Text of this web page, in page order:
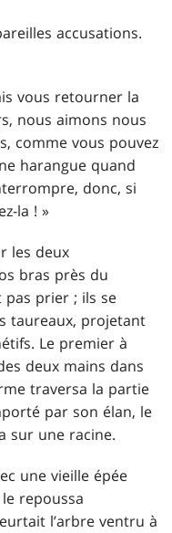
accusations.
vous retourner la
nous aimons nous
comme vous pouvez
harangue quand
donc, si
la ! »
les deux
bras près du
pas prier ; ils se
taureaux, projetant
Le premier à
deux mains dans
traversa la partie
par son élan, le
sur une racine.
une vieille épée
repoussa
l’arbre ventru à